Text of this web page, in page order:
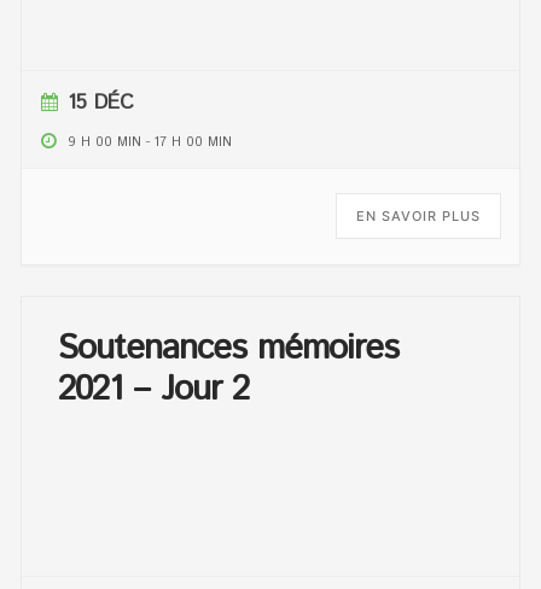
15 DÉC
9 H 00 MIN -17 H 00 MIN
EN SAVOIR PLUS
Soutenances mémoires
2021 – Jour 2